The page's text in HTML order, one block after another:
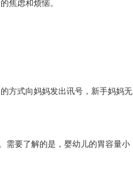
焦虑和烦恼。
式向妈妈发出讯号，新手妈妈无
需要了解的是，婴幼儿的胃容